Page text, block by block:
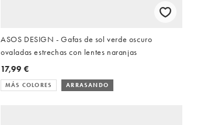
ASOS DESIGN - Gafas de sol verde oscuro
ovaladas estrechas con lentes naranjas
17,99 €
MÁS COLORES ARRASANDO